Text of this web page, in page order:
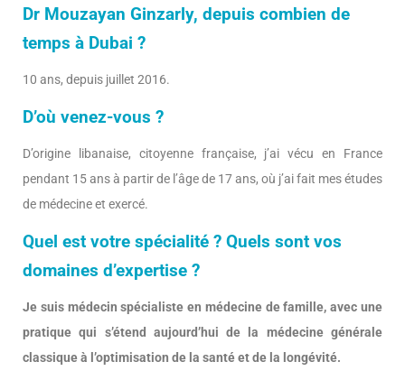
Dr Mouzayan Ginzarly, depuis combien de
temps à Dubai ?
10 ans, depuis juillet 2016.
D’où venez-vous ?
D’origine libanaise, citoyenne française, j’ai vécu en France
pendant 15 ans à partir de l’âge de 17 ans, où j’ai fait mes études
de médecine et exercé.
Quel est votre spécialité ? Quels sont vos
domaines d’expertise ?
Je suis médecin spécialiste en médecine de famille, avec une
pratique qui s’étend aujourd’hui de la médecine générale
classique à l’optimisation de la santé et de la longévité.